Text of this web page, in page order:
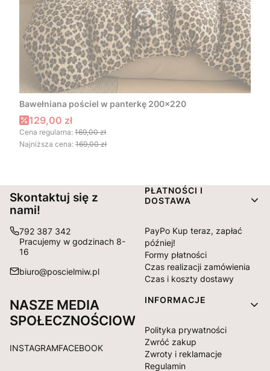
Bawełniana pościel w panterkę 200x220
Cena promocyjna
129,00 zł
Cena regularna: 169,00 zł
Najniższa cena: 169,00 zł
Skontaktuj się z
nami!
792 387 342
Pracujemy w godzinach 8-
16
biuro@poscielmiw.pl
NASZE MEDIA
SPOŁECZNOŚCIOWE:
INSTAGRAMFACEBOOK
Linki w stopce
PŁATNOŚCI I
DOSTAWA
PayPo Kup teraz, zapłać
później!
Formy płatności
Czas realizacji zamówienia
Czas i koszty dostawy
INFORMACJE
Polityka prywatności
Zwróć zakup
Zwroty i reklamacje
Regulamin